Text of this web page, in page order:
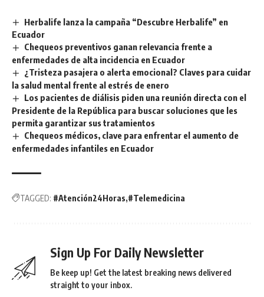
Herbalife lanza la campaña “Descubre Herbalife” en
Ecuador
Chequeos preventivos ganan relevancia frente a
enfermedades de alta incidencia en Ecuador
¿Tristeza pasajera o alerta emocional? Claves para cuidar
la salud mental frente al estrés de enero
Los pacientes de diálisis piden una reunión directa con el
Presidente de la República para buscar soluciones que les
permita garantizar sus tratamientos
Chequeos médicos, clave para enfrentar el aumento de
enfermedades infantiles en Ecuador
TAGGED: #Atención24Horas #Telemedicina
Sign Up For Daily Newsletter
Be keep up! Get the latest breaking news delivered
straight to your inbox.